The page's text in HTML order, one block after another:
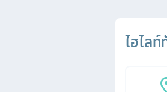
ไฮไลท์